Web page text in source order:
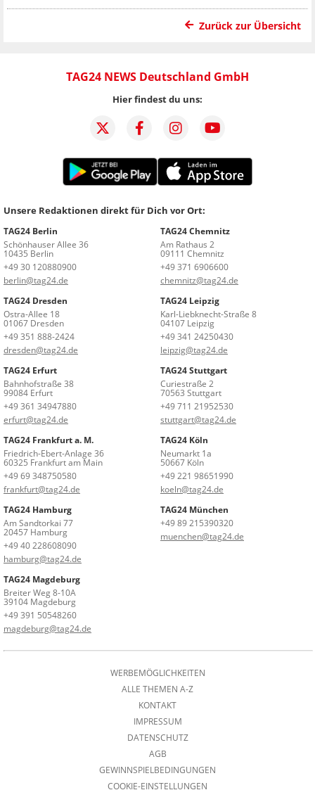
Zurück zur Übersicht
TAG24 NEWS Deutschland GmbH
Hier findest du uns:
Unsere Redaktionen direkt für Dich vor Ort:
TAG24 Berlin
Schönhauser Allee 36
10435 Berlin
+49 30 120880900
berlin@tag24.de
TAG24 Chemnitz
Am Rathaus 2
09111 Chemnitz
+49 371 6906600
chemnitz@tag24.de
TAG24 Dresden
Ostra-Allee 18
01067 Dresden
+49 351 888-2424
dresden@tag24.de
TAG24 Leipzig
Karl-Liebknecht-Straße 8
04107 Leipzig
+49 341 24250430
leipzig@tag24.de
TAG24 Erfurt
Bahnhofstraße 38
99084 Erfurt
+49 361 34947880
erfurt@tag24.de
TAG24 Stuttgart
Curiestraße 2
70563 Stuttgart
+49 711 21952530
stuttgart@tag24.de
TAG24 Frankfurt a. M.
Friedrich-Ebert-Anlage 36
60325 Frankfurt am Main
+49 69 348750580
frankfurt@tag24.de
TAG24 Köln
Neumarkt 1a
50667 Köln
+49 221 98651990
koeln@tag24.de
TAG24 Hamburg
Am Sandtorkai 77
20457 Hamburg
+49 40 228608090
hamburg@tag24.de
TAG24 München
+49 89 215390320
muenchen@tag24.de
TAG24 Magdeburg
Breiter Weg 8-10A
39104 Magdeburg
+49 391 50548260
magdeburg@tag24.de
WERBEMÖGLICHKEITEN
ALLE THEMEN A-Z
KONTAKT
IMPRESSUM
DATENSCHUTZ
AGB
GEWINNSPIELBEDINGUNGEN
COOKIE-EINSTELLUNGEN